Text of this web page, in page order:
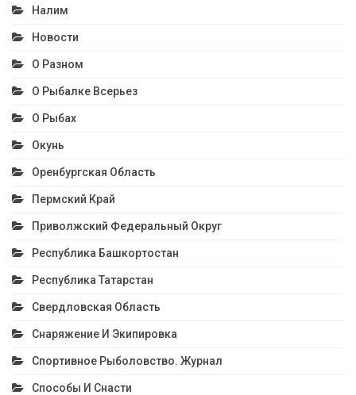
Налим
Новости
О Разном
О Рыбалке Всерьез
О Рыбах
Окунь
Оренбургская Область
Пермский Край
Приволжский Федеральный Округ
Республика Башкортостан
Республика Татарстан
Свердловская Область
Снаряжение И Экипировка
Спортивное Рыболовство. Журнал
Способы И Снасти